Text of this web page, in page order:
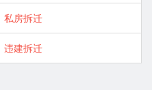
私房拆迁
违建拆迁